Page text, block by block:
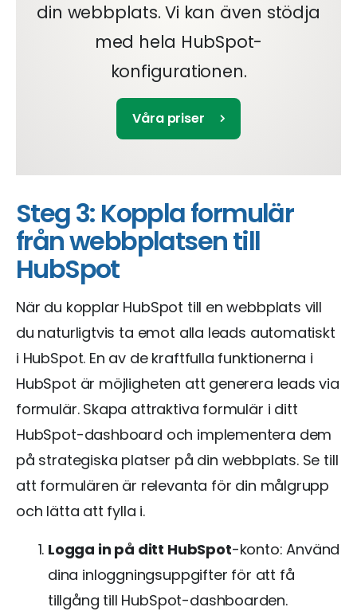
din webbplats. Vi kan även stödja
med hela HubSpot-
konfigurationen.
Våra priser
Steg 3: Koppla formulär
från webbplatsen till
HubSpot
När du kopplar HubSpot till en webbplats vill
du naturligtvis ta emot alla leads automatiskt
i HubSpot. En av de kraftfulla funktionerna i
HubSpot är möjligheten att generera leads via
formulär. Skapa attraktiva formulär i ditt
HubSpot-dashboard och implementera dem
på strategiska platser på din webbplats. Se till
att formulären är relevanta för din målgrupp
och lätta att fylla i.
Logga in på ditt HubSpot-konto: Använd
dina inloggningsuppgifter för att få
tillgång till HubSpot-dashboarden.